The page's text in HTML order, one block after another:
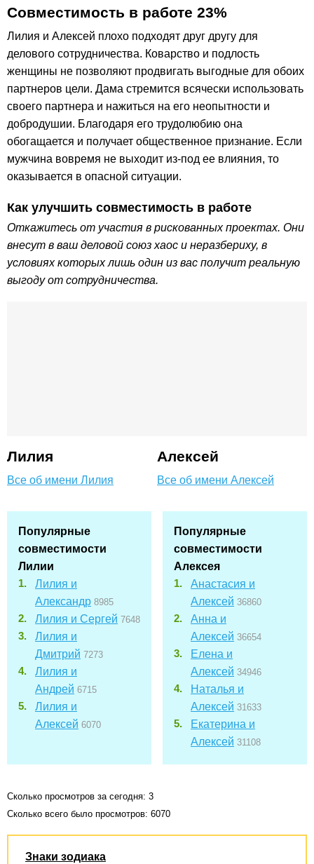
Совместимость в работе 23%
Лилия и Алексей плохо подходят друг другу для
делового сотрудничества. Коварство и подлость
женщины не позволяют продвигать выгодные для обоих
партнеров цели. Дама стремится всячески использовать
своего партнера и нажиться на его неопытности и
добродушии. Благодаря его трудолюбию она
обогащается и получает общественное признание. Если
мужчина вовремя не выходит из-под ее влияния, то
оказывается в опасной ситуации.
Как улучшить совместимость в работе
Откажитесь от участия в рискованных проектах. Они
внесут в ваш деловой союз хаос и неразбериху, в
условиях которых лишь один из вас получит реальную
выгоду от сотрудничества.
Лилия
Все об имени Лилия
Алексей
Все об имени Алексей
Популярные
совместимости
Лилии
Лилия и
Александр 8985
Лилия и Сергей 7648
Лилия и
Дмитрий 7273
Лилия и
Андрей 6715
Лилия и
Алексей 6070
Популярные
совместимости
Алексея
Анастасия и
Алексей 36860
Анна и
Алексей 36654
Елена и
Алексей 34946
Наталья и
Алексей 31633
Екатерина и
Алексей 31108
Сколько просмотров за сегодня: 3
Сколько всего было просмотров: 6070
Знаки зодиака